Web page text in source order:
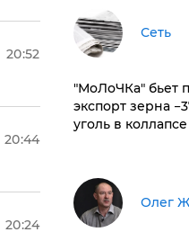
20:52
20:44
20:24
Сеть
​"МоЛоЧКа" бьет
экспорт зерна
уголь в коллапсе
Олег